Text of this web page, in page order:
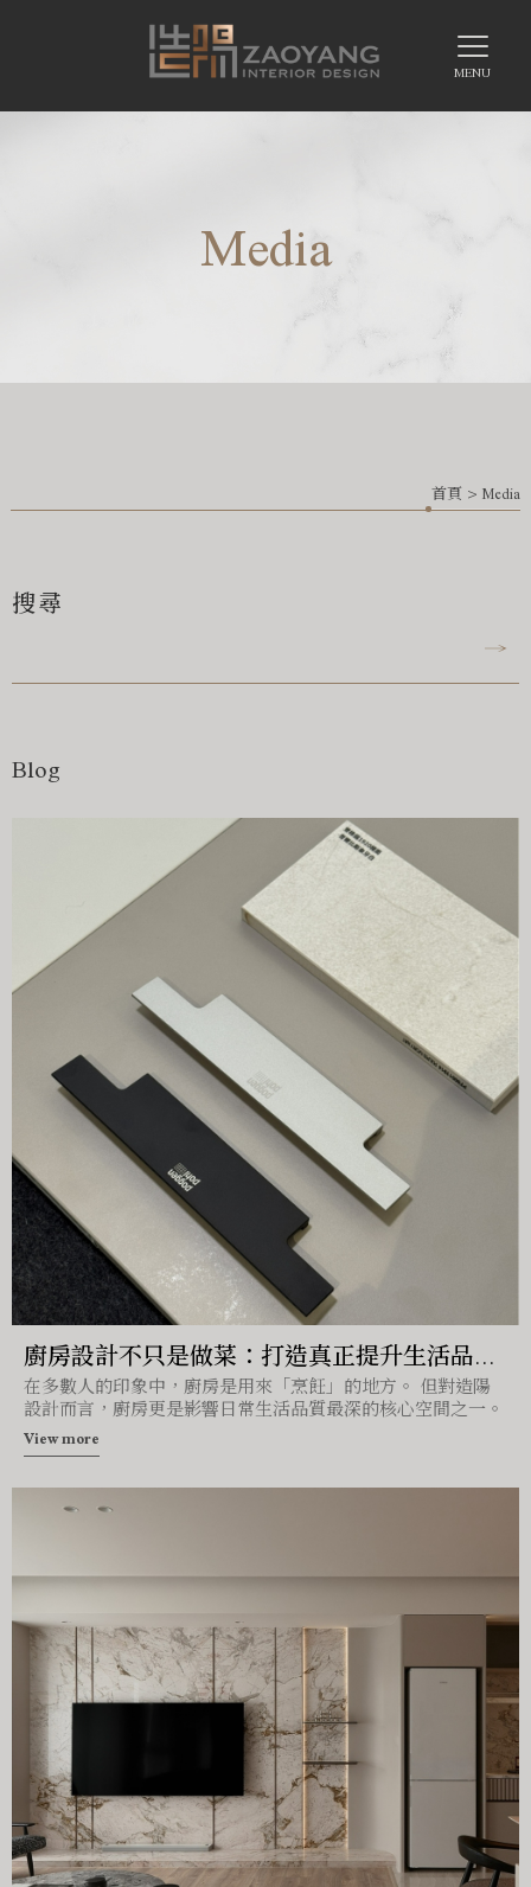
Media
首頁> Media
搜尋
Blog
廚房設計不只是做菜：打造真正提升生活品質
的廚房空間｜造陽設計
在多數人的印象中，廚房是用來「烹飪」的地方。 但對造陽
設計而言，廚房更是影響日常生活品質最深的核心空間之一。
View more